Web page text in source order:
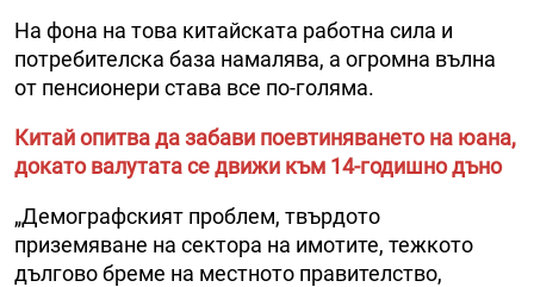
На фона на това китайската работна сила и
потребителска база намалява, а огромна вълна
от пенсионери става все по-голяма.
Китай опитва да забави поевтиняването на юана,
докато валутата се движи към 14-годишно дъно
„Демографският проблем, твърдото
приземяване на сектора на имотите, тежкото
дългово бреме на местното правителство,